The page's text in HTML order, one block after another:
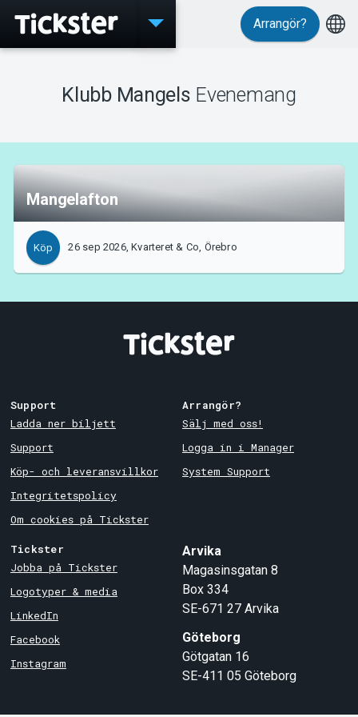
Evenemang
Support
Om Tickster
Arrangör?
Klubb Mangels Evenemang
Mangelafton
Köp 26 sep 2026, Kvarteret & Co, Örebro
Support
Ladda ner biljett
Support
Köp- och leveransvillkor
Integritetspolicy
Om cookies på Tickster
Arrangör?
Sälj med oss!
Logga in i Manager
System Support
Tickster
Jobba på Tickster
Logotyper & media
LinkedIn
Facebook
Instagram
Arvika
Magasinsgatan 8
Box 334
SE-671 27 Arvika
Göteborg
Götgatan 16
SE-411 05 Göteborg